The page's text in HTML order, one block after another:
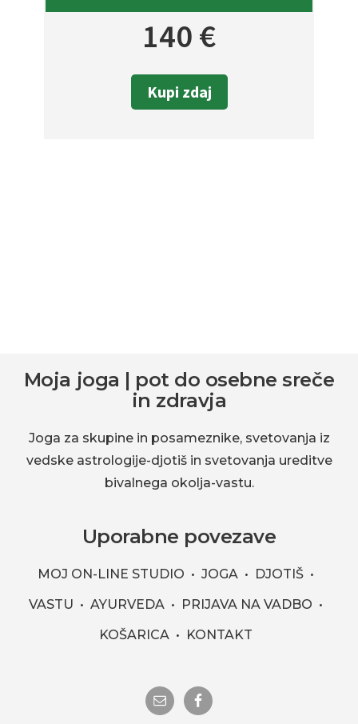
140 €
Kupi zdaj
Footer
Moja joga | pot do osebne sreče
in zdravja
Joga za skupine in posameznike, svetovanja iz
vedske astrologije-djotiš in svetovanja ureditve
bivalnega okolja-vastu.
Uporabne povezave
MOJ ON-LINE STUDIO JOGA
DJOTIŠ
VASTU
AYURVEDA
PRIJAVA NA VADBO
KOŠARICA
KONTAKT